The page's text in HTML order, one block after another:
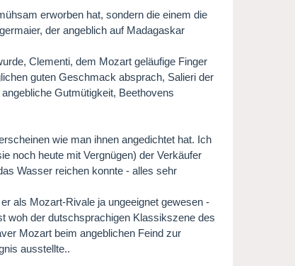
erworben hat, sondern die einem die
der angeblich auf Madagaskar
Clementi, dem Mozart geläufige Finger
guten Geschmack absprach, Salieri der
Gutmütigkeit, Beethovens
wie man ihnen angedichtet hat. Ich
noch heute mit Vergnügen) der Verkäufer
Wasser reichen konnte - alles sehr
als Mozart-Rivale ja ungeeignet gewesen -
woh der dutschsprachigen Klassikszene des
Mozart beim angeblichen Feind zur
ausstellte..